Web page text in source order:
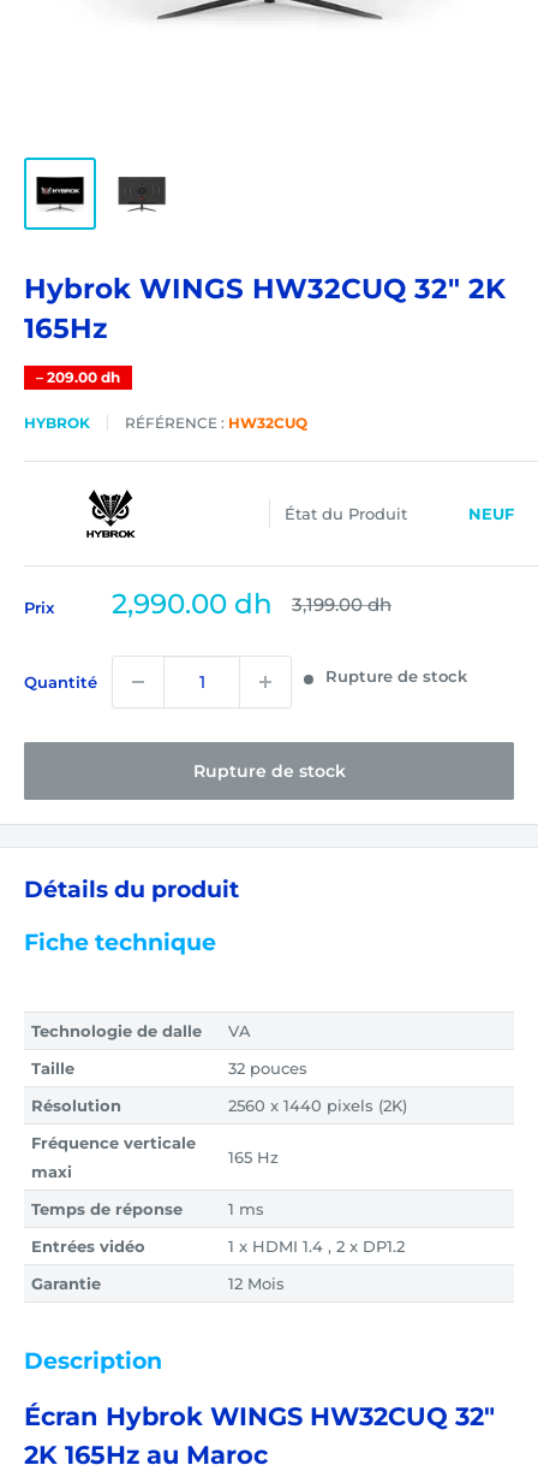
Hybrok WINGS HW32CUQ 32" 2K
165Hz
– 209.00 dh
HYBROK RÉFÉRENCE : HW32CUQ
État du Produit NEUF
Prix
Prix
2,990.00 dh Prix
normal
3,199.00 dh
Quantité Rupture de stock
Rupture de stock
Détails du produit
Fiche technique
Technologie de dalle
VA
Taille
32 pouces
Résolution
2560 x 1440 pixels (2K)
Fréquence verticale
maxi
165 Hz
Temps de réponse
1 ms
Entrées vidéo
1 x HDMI 1.4 , 2 x DP1.2
Garantie
12 Mois
Description
Écran Hybrok WINGS HW32CUQ 32"
2K 165Hz au Maroc